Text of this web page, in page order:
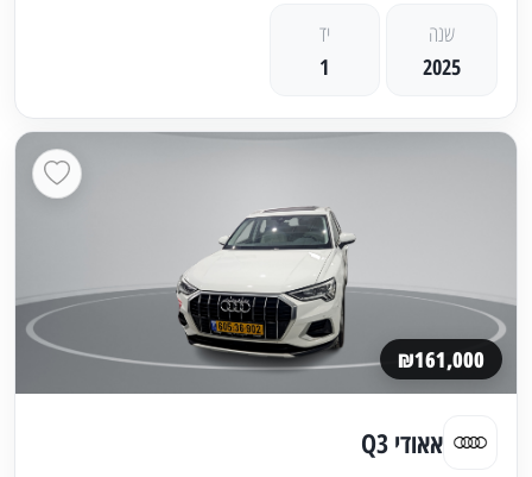
שנה
2025
יד
1
₪161,000
אאודי Q3